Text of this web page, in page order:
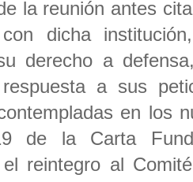
la reunión antes
dicha
derecho a
a sus
en los
la Carta
reintegro al